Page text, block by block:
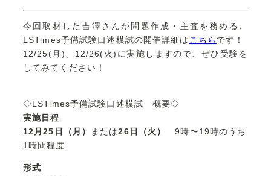
今回取材した吉澤さんが問題作成・主査を務める、
LSTimes予備試験口述模試の開催詳細は こちら です！
12/25(月)、12/26(火)に実施しますので、ぜひ受験を
してみてください！
◇LSTimes予備試験口述模試 概要◇
実施日程
12月25日（月）
または26日（火）
9時〜19時のうち
1時間程度
形式